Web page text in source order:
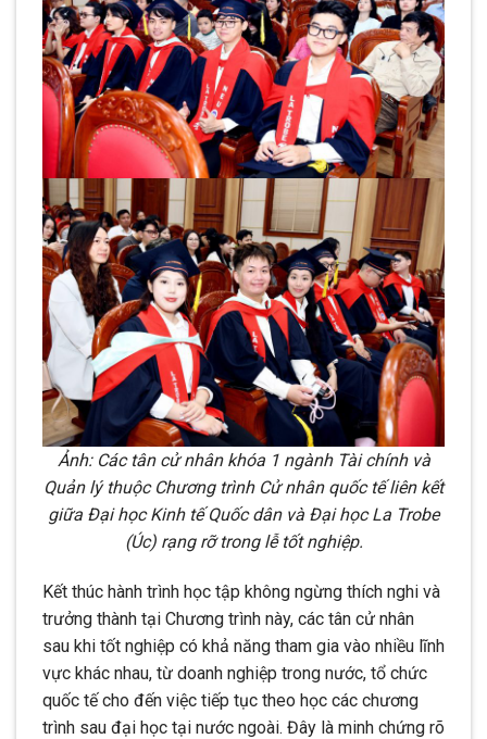
Ảnh: Các tân cử nhân khóa 1 ngành Tài chính và
Quản lý thuộc Chương trình Cử nhân quốc tế liên kết
giữa Đại học Kinh tế Quốc dân và Đại học La Trobe
(Úc) rạng rỡ trong lễ tốt nghiệp.
Kết thúc hành trình học tập không ngừng thích nghi và
trưởng thành tại Chương trình này, các tân cử nhân
sau khi tốt nghiệp có khả năng tham gia vào nhiều lĩnh
vực khác nhau, từ doanh nghiệp trong nước, tổ chức
quốc tế cho đến việc tiếp tục theo học các chương
trình sau đại học tại nước ngoài. Đây là minh chứng rõ